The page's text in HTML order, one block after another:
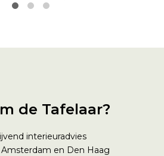
de Tafelaar?
interieuradvies
en Den Haag